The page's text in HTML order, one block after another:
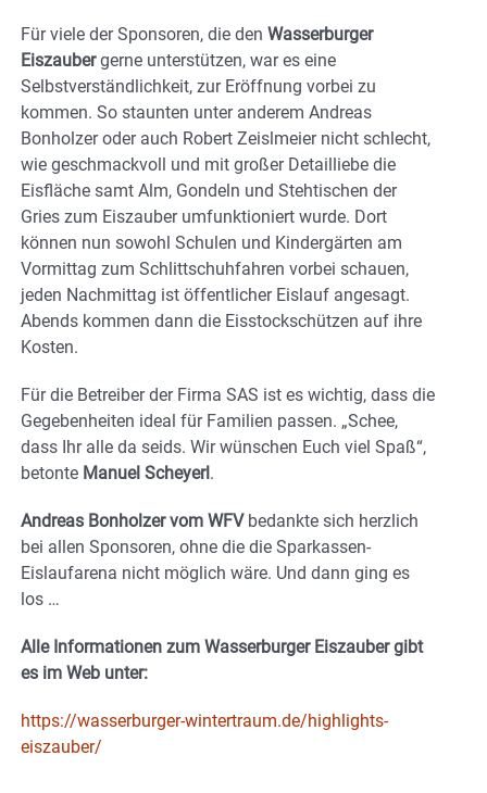
Für viele der Sponsoren, die den Wasserburger
Eiszaubergerne unterstützen, war es eine
Selbstverständlichkeit, zur Eröffnung vorbei zu
kommen. So staunten unter anderem Andreas
Bonholzer oder auch Robert Zeislmeier nicht schlecht,
wie geschmackvoll und mit großer Detailliebe die
Eisfläche samt Alm, Gondeln und Stehtischen der
Gries zum Eiszauber umfunktioniert wurde. Dort
können nun sowohl Schulen und Kindergärten am
Vormittag zum Schlittschuhfahren vorbei schauen,
jeden Nachmittag ist öffentlicher Eislauf angesagt.
Abends kommen dann die Eisstockschützen auf ihre
Kosten.
Für die Betreiber der Firma SAS ist es wichtig, dass die
Gegebenheiten ideal für Familien passen. „Schee,
dass Ihr alle da seids. Wir wünschen Euch viel Spaß“,
betonte Manuel Scheyerl .
Andreas Bonholzer vom WFV bedankte sich herzlich
bei allen Sponsoren, ohne die die Sparkassen-
Eislaufarena nicht möglich wäre. Und dann ging es
los …
Alle Informationen zum Wasserburger Eiszauber gibt
es im Web unter:
https://wasserburger-wintertraum.de/highlights-
eiszauber/